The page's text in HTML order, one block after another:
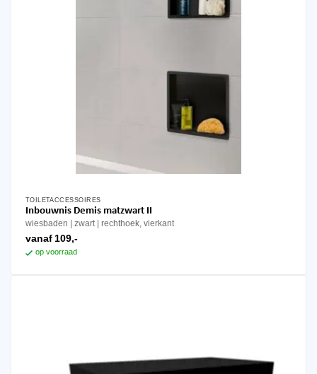
TOILETACCESSOIRES
Inbouwnis Demis matzwart II
wiesbaden zwart rechthoek, vierkant
vanaf 109,-
op voorraad
Dit
product